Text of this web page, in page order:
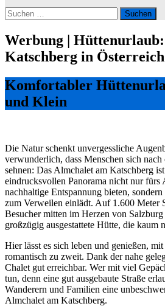
Suchen
nach:
Werbung |
Katschberg in Österreich
Komfortabler
und Klein
Die Natur schenkt unvergessliche
verwunderlich, dass Menschen sich
sehnen: Das Almchalet am Katschberg
eindrucksvollen Panorama nicht nur fürs
nachhaltige Entspannung bieten, sondern
zum Verweilen einlädt. Auf 1.600 Meter
Besucher mitten im Herzen von
großzügig ausgestattete Hütte, die kaum
Hier lässt es sich leben und genießen,
romantisch zu zweit. Dank der nahe
Chalet gut erreichbar. Wer mit viel
tun, denn eine gut ausgebaute Straße
Wanderern und Familien eine
Almchalet am Katschberg.